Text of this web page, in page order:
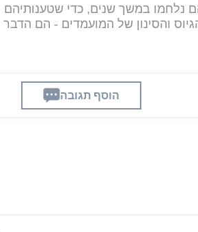
נלחמו במשך שנים, כדי שטענותיהם
והסינון של המועמדים - הם הדבר
הוסף תגובה